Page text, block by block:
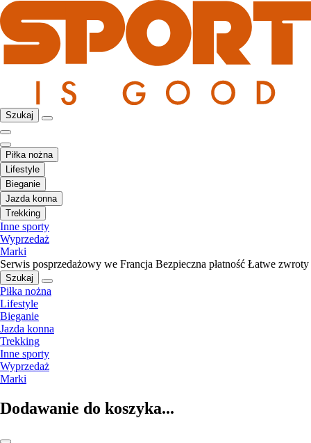
Szukaj
Piłka nożna
Lifestyle
Bieganie
Jazda konna
Trekking
Inne sporty
Wyprzedaż
Marki
Serwis posprzedażowy we Francja Bezpieczna płatność Łatwe zwroty
Szukaj
Piłka nożna
Lifestyle
Bieganie
Jazda konna
Trekking
Inne sporty
Wyprzedaż
Marki
Dodawanie do koszyka...